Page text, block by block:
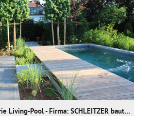
3. Platz - Kategorie Living-Pool - Firma: SCHLEITZER baut Gärten creativ & innovativ GmbH